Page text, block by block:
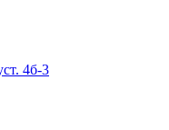
4б-3